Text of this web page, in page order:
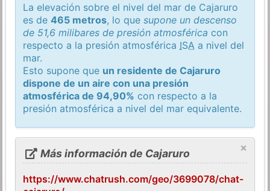
La elevación sobre el nivel del mar de Cajaruro
es de465 metros, lo quesupone un descenso
de 51,6 milibares de presión atmosférica con
respecto a la presión atmosférica ISA a nivel del
mar.
Esto supone que un residente de Cajaruro
dispone de un aire con una presión
atmosférica de 94,90% con respecto a la
presión atmosférica a nivel del mar equivalente.
×
Más información de Cajaruro
https://www.chatrush.com/geo/3699078/chat-